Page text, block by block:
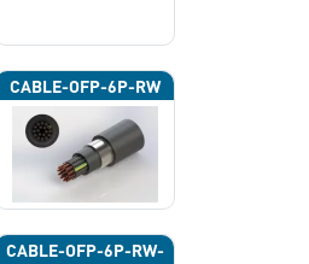
CABLE-OFP-6P-RW
CABLE-OFP-6P-RW-